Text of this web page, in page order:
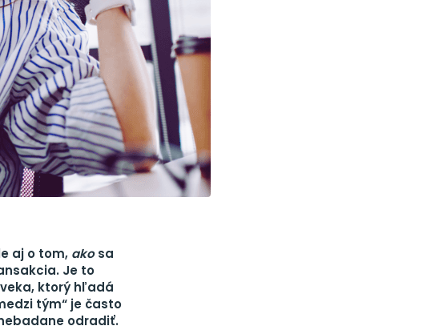
aj o tom, akosa
Je to
ktorý hľadá
tým“ je často
odradiť.